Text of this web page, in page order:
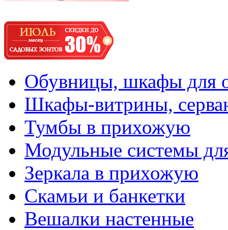
Обувницы, шкафы для
Шкафы-витрины,
Тумбы в прихожую
Модульные системы
Зеркала в прихожую
Скамьи и банкетки
Вешалки настенные